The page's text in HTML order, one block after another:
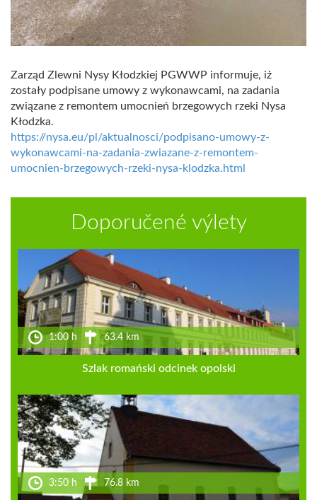
Zarząd Zlewni Nysy Kłodzkiej PGWWP informuje, iż
zostały podpisane umowy z wykonawcami, na zadania
związane z remontem umocnień brzegowych rzeki Nysa
Kłodzka.
https://nysa.eu/pl/aktualnosci/podpisano-umowy-z-
wykonawcami-na-zadania-zwiazane-z-remontem-
umocnien-brzegowych-rzeki-nysa-klodzka.html
Doporučené výlety
1:00 h 63.4 km
Szlak romański odcinek opolski
3:50 h 76.8 km